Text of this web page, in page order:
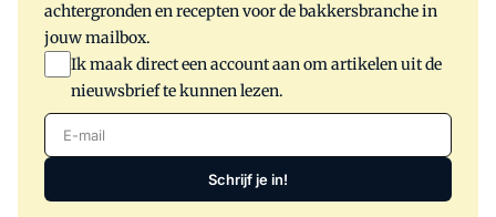
achtergronden en recepten voor de bakkersbranche in
jouw mailbox.
Ik maak direct een account aan om artikelen uit de
nieuwsbrief te kunnen lezen.
E-mail
Schrijf je in!